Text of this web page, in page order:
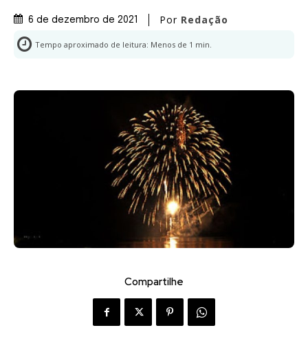
6 de dezembro de 2021 Por Redação
Tempo aproximado de leitura: Menos de 1 min.
Compartilhe